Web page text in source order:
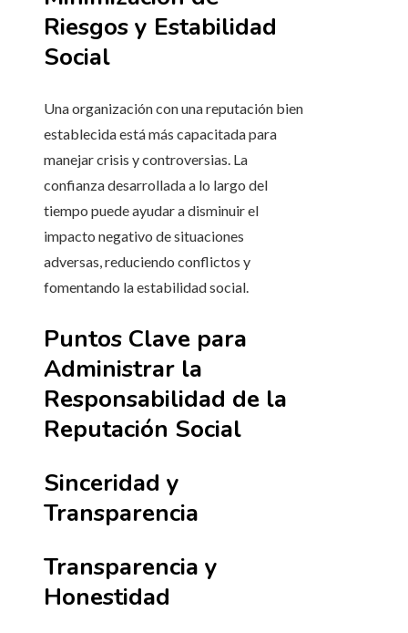
Riesgos y Estabilidad
Social
Una organización con una reputación bien
establecida está más capacitada para
manejar crisis y controversias. La
confianza desarrollada a lo largo del
tiempo puede ayudar a disminuir el
impacto negativo de situaciones
adversas, reduciendo conflictos y
fomentando la estabilidad social.
Puntos Clave para
Administrar la
Responsabilidad de la
Reputación Social
Sinceridad y
Transparencia
Transparencia y
Honestidad